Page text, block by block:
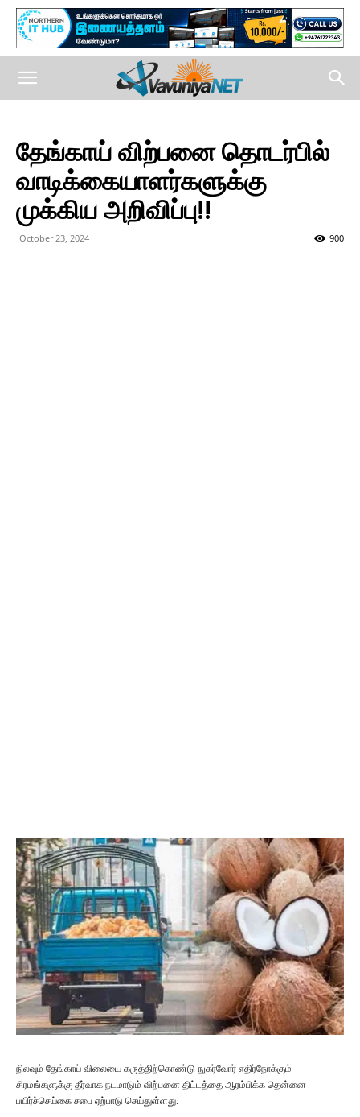
தேங்காய் விற்பனை தொடர்பில்
வாடிக்கையாளர்களுக்கு
முக்கிய அறிவிப்பு!!
October 23, 2024 900
நிலவும் தேங்காய் விலையை கருத்திற்கொண்டு நுகர்வோர் எதிர்நோக்கும்
சிரமங்களுக்கு தீர்வாக நடமாடும் விற்பனை திட்டத்தை ஆரம்பிக்க தென்னை
பயிர்ச்செய்கை சபை ஏற்பாடு செய்துள்ளது.